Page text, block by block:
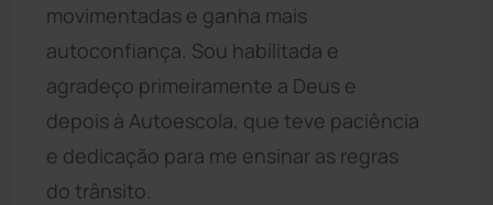
movimentadas e ganha mais
autoconfiança. Sou habilitada e
agradeço primeiramente a Deus e
depois à Autoescola, que teve paciência
e dedicação para me ensinar as regras
do trânsito.